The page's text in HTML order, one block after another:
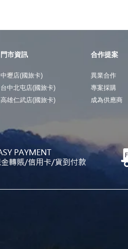
門市資訊
中壢店(國旅卡)
台中北屯店(國旅卡)
高雄仁武店(國旅卡)
合作提案
異業合作
專案採購
成為供應商